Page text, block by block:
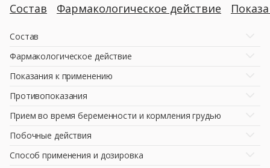
Состав Фармакологическое действие
Состав
Фармакологическое действие
Показания к применению
Противопоказания
Прием во время беременности и кормления грудью
Побочные действия
Способ применения и дозировка